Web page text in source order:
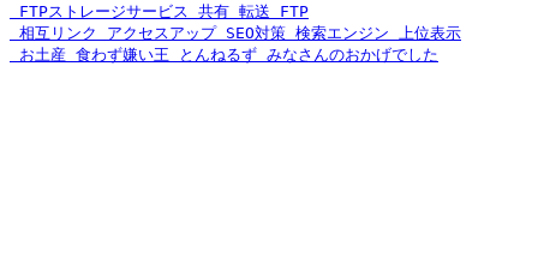
FTPストレージサービス 共有 転送 FTP
相互リンク アクセスアップ SEO対策 検索エンジン 上位表示
お土産 食わず嫌い王 とんねるず みなさんのおかげでした